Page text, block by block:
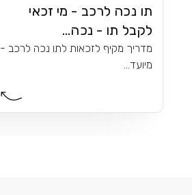
תו נכה לרכב - מי זכאי
לקבל תו - נכה...
מדריך מקיף לזכאות לתו נכה לרכב -
מיועד...